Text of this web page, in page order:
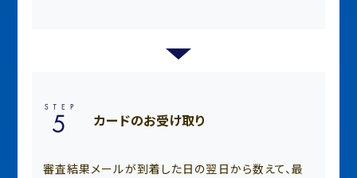
カードのお受け取り
審査結果メールが到着した日の翌日から数えて、最